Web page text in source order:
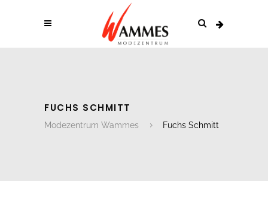
FUCHS SCHMITT
Modezentrum Wammes Fuchs Schmitt